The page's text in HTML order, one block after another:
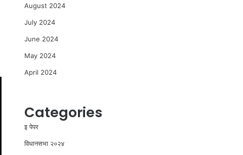
August 2024
July 2024
June 2024
May 2024
April 2024
Categories
इ पेपर
विधानसभा २०२४